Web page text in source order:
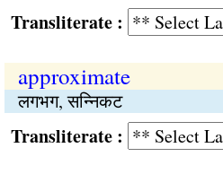
:
approximate
लगभग, सन्‍निकट
: